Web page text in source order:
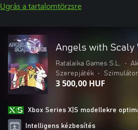
Ugrás a tartalomtörzsre
Angels with Scaly
Ratalaika Games S.L. •
Szerepjáték
•
3 500,00 HUF
Xbox Series X|S modellekre
Intelligens kézbesítés